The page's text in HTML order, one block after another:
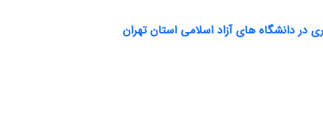
در دانشگاه های آزاد اسلامی استان تهران